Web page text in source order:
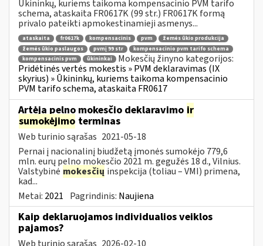
Ūkininkų, kuriems taikoma kompensacinio PVM tarifo
schema, ataskaita FR0617K (99 str.) FR0617K formą
privalo pateikti apmokestinamieji asmenys...
ataskaita fr0617k kompensacinis pvm
žemės ūkio produkcija
žemės ūkio paslaugos
pvmį 99 str
kompensacinio pvm tarifo schema
kompensacinis pvm
ūkininkai
Mokesčių žinyno kategorijos:
Pridėtinės vertės mokestis » PVM deklaravimas (IX
skyrius) » Ūkininkų, kuriems taikoma kompensacinio
PVM tarifo schema, ataskaita FR0617
Artėja pelno mokesčio deklaravimo ir
sumokėjimo terminas
Web turinio sąrašas 2021-05-18
Pernai į nacionalinį biudžetą įmonės sumokėjo 779,6
mln. eurų pelno mokesčio 2021 m. gegužės 18 d., Vilnius.
Valstybinė mokesčių inspekcija (toliau – VMI) primena,
kad...
Metai: 2021 Pagrindinis: Naujiena
Kaip deklaruojamos individualios veiklos
pajamos?
Web turinio sąrašas 2026-02-10